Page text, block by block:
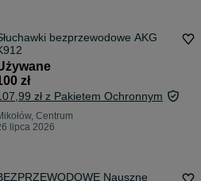
bezprzewodowe AKG
zł
zł z Pakietem Ochronnym
Centrum
lipca 2026
Nauszne